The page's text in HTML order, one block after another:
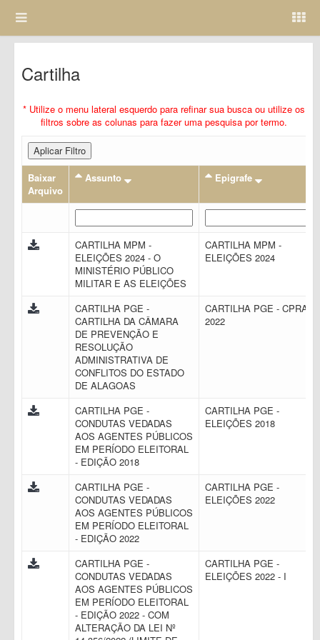
Cartilha
* Utilize o menu lateral esquerdo para refinar sua busca ou utilize os
filtros sobre as colunas para fazer uma pesquisa por termo.
Aplicar Filtro
Baixar
Arquivo
Assunto Epigrafe
CARTILHA MPM -
ELEIÇÕES 2024 - O
MINISTÉRIO PÚBLICO
MILITAR E AS ELEIÇÕES
CARTILHA MPM -
ELEIÇÕES 2024
CARTILHA PGE -
CARTILHA DA CÂMARA
DE PREVENÇÃO E
RESOLUÇÃO
ADMINISTRATIVA DE
CONFLITOS DO ESTADO
DE ALAGOAS
CARTILHA PGE - CPRAC
2022
CARTILHA PGE -
CONDUTAS VEDADAS
AOS AGENTES PÚBLICOS
EM PERÍODO ELEITORAL
- EDIÇÃO 2018
CARTILHA PGE -
ELEIÇÕES 2018
CARTILHA PGE -
CONDUTAS VEDADAS
AOS AGENTES PÚBLICOS
EM PERÍODO ELEITORAL
- EDIÇÃO 2022
CARTILHA PGE -
ELEIÇÕES 2022
CARTILHA PGE -
CONDUTAS VEDADAS
AOS AGENTES PÚBLICOS
EM PERÍODO ELEITORAL
- EDIÇÃO 2022 - COM
ALTERAÇÃO DA LEI Nº
CARTILHA PGE -
ELEIÇÕES 2022 - I